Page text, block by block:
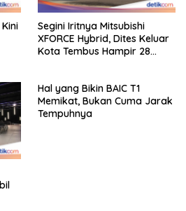
Segini Iritnya Mitsubishi
XFORCE Hybrid, Dites Keluar
Kota Tembus Hampir 28
Hal yang Bikin BAIC T1
Memikat, Bukan Cuma Jarak
Tempuhnya